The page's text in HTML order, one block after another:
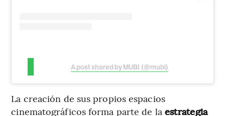
A post shared by MUBI (@mubi)
La creación de sus propios espacios
cinematográficos forma parte de la estrategia